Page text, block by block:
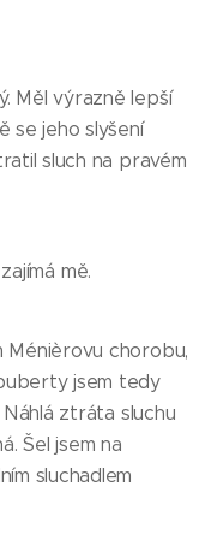
Měl výrazně lepší
se jeho slyšení
sluch na pravém
mě.
Ménièrovu chorobu,
jsem tedy
Náhlá ztráta sluchu
Šel jsem na
sluchadlem